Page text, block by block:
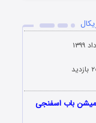
باب اسفنجی